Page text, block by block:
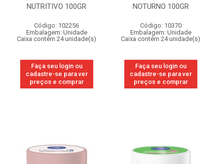
NUTRITIVO 100GR
Código: 102256
Embalagem: Unidade
Caixa contém 24 unidade(s)
Faça seu login ou
cadastre-se para ver
preços e comprar
NOTURNO 100GR
Código: 10370
Embalagem: Unidade
Caixa contém 24 unidade(s)
Faça seu login ou
cadastre-se para ver
preços e comprar